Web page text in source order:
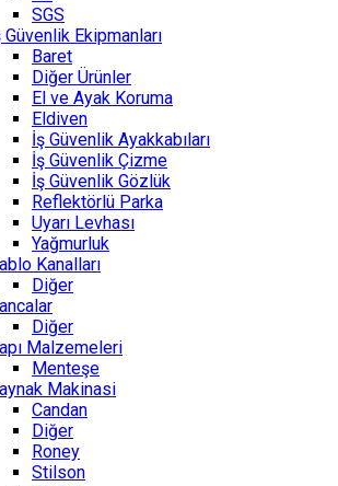
SGS
Güvenlik Ekipmanları
Baret
Diğer Ürünler
El ve Ayak Koruma
Eldiven
İş Güvenlik Ayakkabıları
İş Güvenlik Çizme
İş Güvenlik Gözlük
Reflektörlü Parka
Uyarı Levhası
Yağmurluk
Kanalları
Diğer
Diğer
Malzemeleri
Menteşe
Makinasi
Candan
Diğer
Roney
Stilson